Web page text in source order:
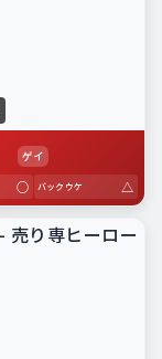
ゲイ
○ バックウケ △